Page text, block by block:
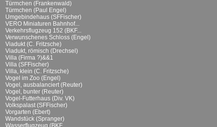
Türmchen (Frankenwald)
Türmchen (Paul Engel)
Umgebindehaus (SFFischer)
VERO Miniaturen Bahnhof...
Verkehrsflugzeug 152 (BKF...
Verwunschenes Schloss (Engel)
Viadukt (C. Fritzsche)
Viadukt, römisch (Drechsel)
Villa (Firma ?)&&1
Villa (SFFischer)
Villa, klein (C. Fritzsche)
Vogel im Zoo (Engel)
Vogel, ausbalanciert (Reuter)
Vogel, bunter (Reuter)
Vogel-Futterhaus (Div. VK)
Volkspalast (SFFischer)
Vorgarten (Ebert)
Wandstück (Spranger)
Wasserflugzeug (BKF